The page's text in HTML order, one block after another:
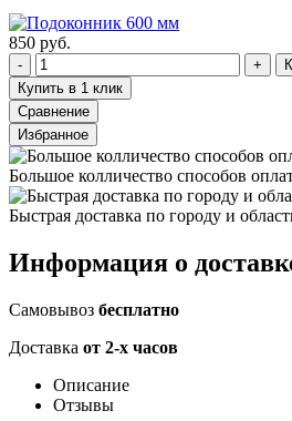
850 руб.
Купить в 1 клик
Сравнение
Избранное
Большое колличество способов
Быстрая доставка по городу и
Информация о
Самовывоз бесплатно
Доставка от 2-х часов
Описание
Отзывы